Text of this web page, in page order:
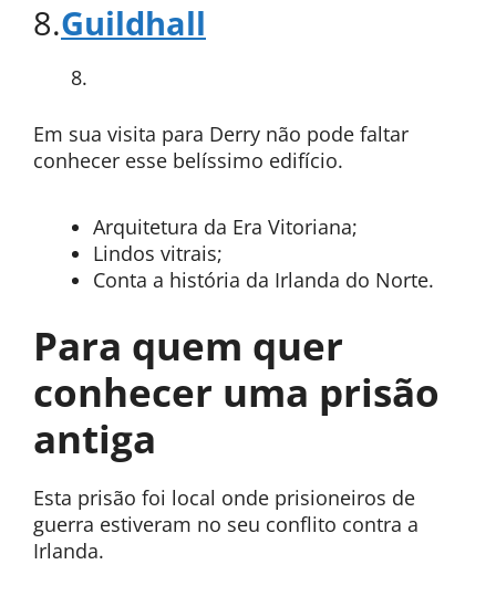
8.Guildhall
Em sua visita para Derry não pode faltar
conhecer esse belíssimo edifício.
Arquitetura da Era Vitoriana;
Lindos vitrais;
Conta a história da Irlanda do Norte.
Para quem quer
conhecer uma prisão
antiga
Esta prisão foi local onde prisioneiros de
guerra estiveram no seu conflito contra a
Irlanda.